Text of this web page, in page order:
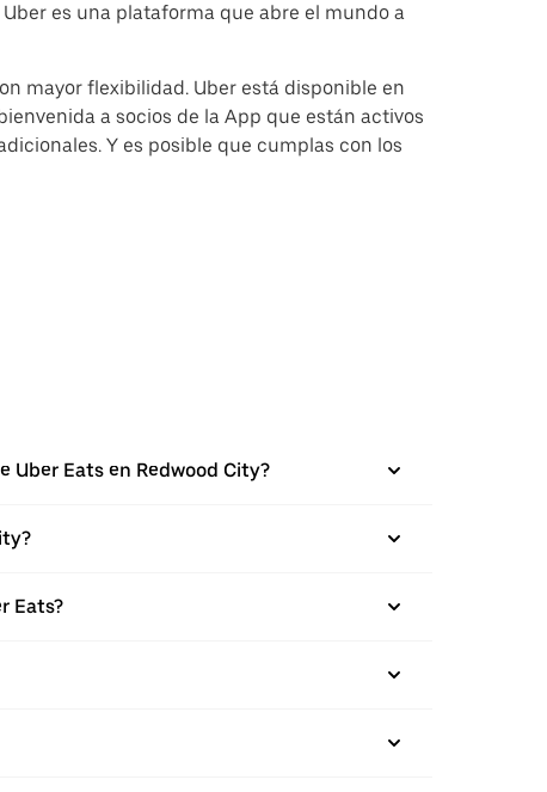
es una plataforma que abre el mundo a
mayor flexibilidad. Uber está disponible en
a socios de la App que están activos
Y es posible que cumplas con los
Uber Eats en Redwood City?
Eats?